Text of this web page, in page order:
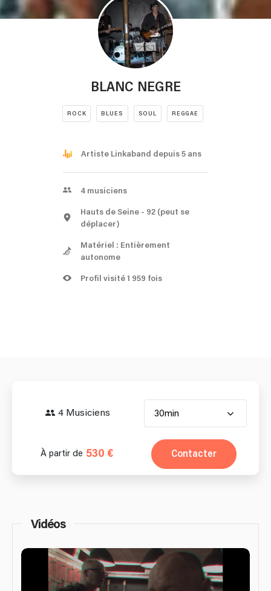
BLANC NEGRE
ROCK BLUES SOUL REGGAE
Artiste Linkaband depuis 5 ans
4 musiciens
Hauts de Seine - 92 (peut se
déplacer)
Matériel : Entièrement
autonome
Profil visité 1 959 fois
4 Musiciens 30min
À partir de 530 € Contacter
Vidéos